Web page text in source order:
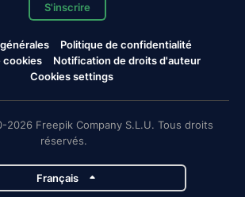
S'inscrire
Politique de confidentialité
cookies
Notification de droits d'auteur
Cookies settings
Freepik Company S.L.U. Tous droits
réservés.
Français